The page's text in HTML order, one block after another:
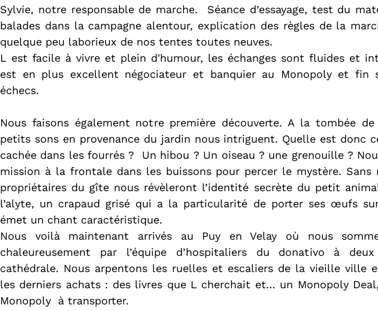
Sylvie, notre responsable de marche.  Séance d’essayage, test du
balades dans la campagne alentour, explication des règles de la
quelque peu laborieux de nos tentes toutes neuves.
L est facile à vivre et plein d'humour, les échanges sont fluides et
est en plus excellent négociateur et banquier au Monopoly et fin
échecs.
Nous faisons également notre première découverte. A la tombée
petits sons en provenance du jardin nous intriguent. Quelle est donc
cachée dans les fourrés ?  Un hibou ? Un oiseau ? une grenouille ?
mission à la frontale dans les buissons pour percer le mystère. Sans
propriétaires du gîte nous révèleront l’identité secrète du petit
l’alyte, un crapaud grisé qui a la particularité de porter ses œufs
émet un chant caractéristique.
Nous voilà maintenant arrivés au Puy en Velay où nous
chaleureusement par l’équipe d’hospitaliers du donativo à
cathédrale. Nous arpentons les ruelles et escaliers de la vieille ville
les derniers achats : des livres que L cherchait et… un Monopoly
Monopoly  à transporter.